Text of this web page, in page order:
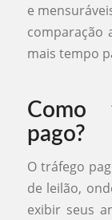
e
comparação
mais tempo
Como
pago?
O tráfego
de leilão,
exibir seus